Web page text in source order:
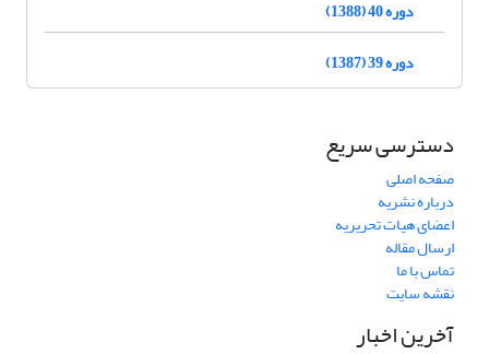
دوره 40 (1388)
دوره 39 (1387)
دسترسی سریع
صفحه اصلی
درباره نشریه
اعضای هیات تحریریه
ارسال مقاله
تماس با ما
نقشه سایت
آخرین اخبار